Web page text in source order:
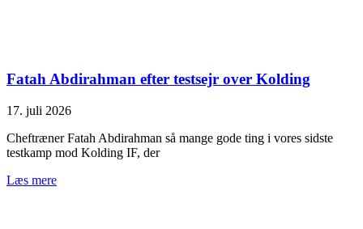
Fatah Abdirahman efter testsejr over Kolding
17. juli 2026
Cheftræner Fatah Abdirahman så mange gode ting i vores sidste
testkamp mod Kolding IF, der
Læs mere